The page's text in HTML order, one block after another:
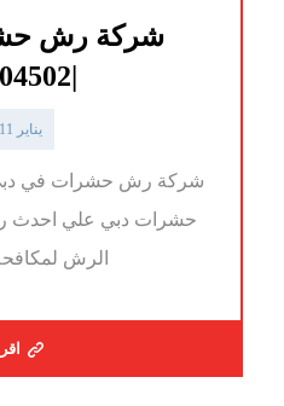
شركة رش
يناير 11, 2025
شركة رش حشرات في
حشرات دبي علي احدث
الرش